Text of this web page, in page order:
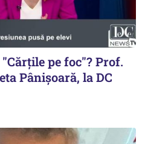
pe foc"? Prof.
Pânișoară, la DC